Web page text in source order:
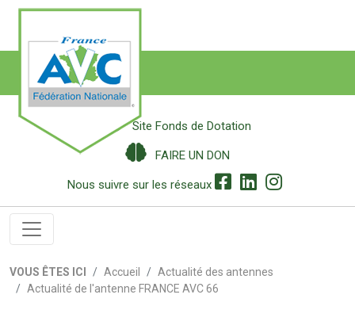
Site Fonds de Dotation
FAIRE UN DON
Nous suivre sur les réseaux
VOUS ÊTES ICI Accueil
Actualité des antennes
Actualité de l'antenne FRANCE AVC 66